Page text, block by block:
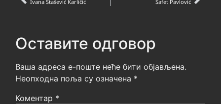
Ivana Stašević Karličić Safet Pavlović
Оставите одговор
Ваша адреса е-поште неће бити објављена.
Неопходна поља су означена *
Коментар *